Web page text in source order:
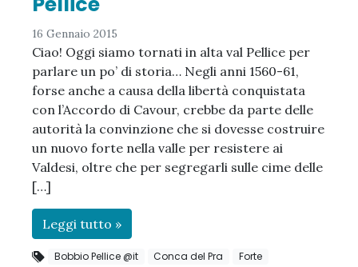
16 Gennaio 2015
Ciao! Oggi siamo tornati in alta val Pellice per
parlare un po’ di storia… Negli anni 1560-61,
forse anche a causa della libertà conquistata
con l’Accordo di Cavour, crebbe da parte delle
autorità la convinzione che si dovesse costruire
un nuovo forte nella valle per resistere ai
Valdesi, oltre che per segregarli sulle cime delle
[…]
Leggi tutto »
Bobbio Pellice @it Conca del Pra
Forte